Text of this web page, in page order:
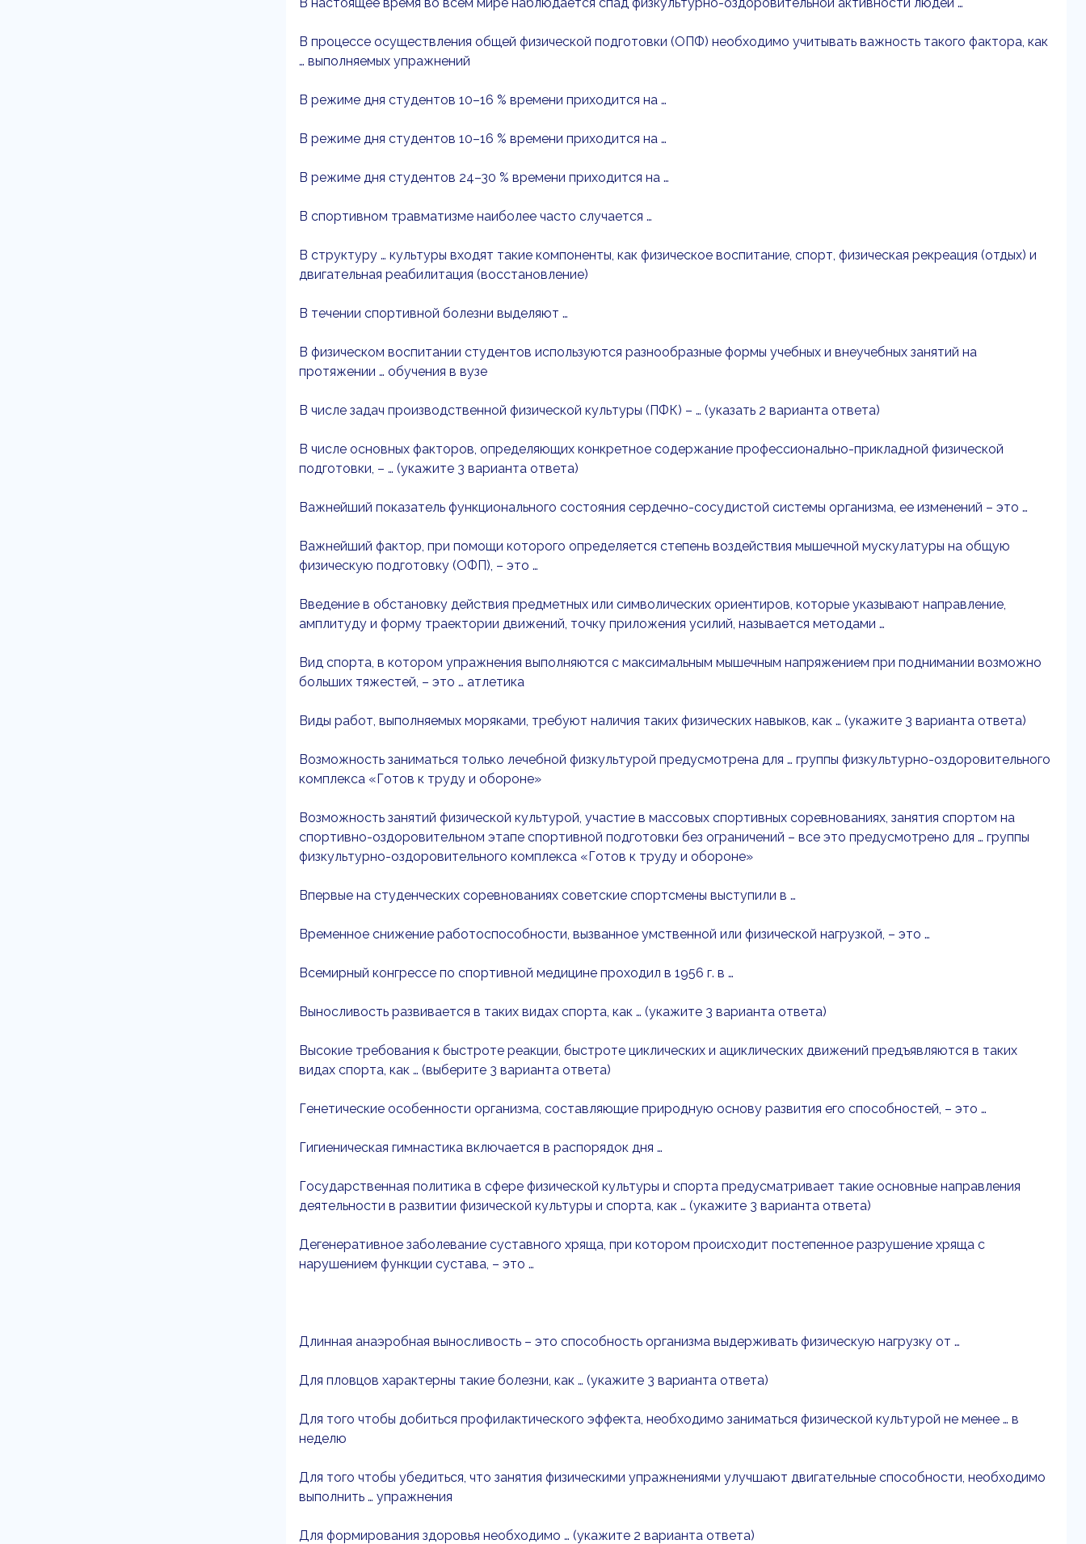
В процессе осуществления общей физической подготовки (ОПФ) необходимо учитывать важность такого фактора, как
… выполняемых упражнений
В режиме дня студентов 10–16 % времени приходится на …
В режиме дня студентов 10–16 % времени приходится на …
В режиме дня студентов 24–30 % времени приходится на …
В спортивном травматизме наиболее часто случается …
В структуру … культуры входят такие компоненты, как физическое воспитание, спорт, физическая рекреация (отдых) и
двигательная реабилитация (восстановление)
В течении спортивной болезни выделяют …
В физическом воспитании студентов используются разнообразные формы учебных и внеучебных занятий на
протяжении … обучения в вузе
В числе задач производственной физической культуры (ПФК) – … (указать 2 варианта ответа)
В числе основных факторов, определяющих конкретное содержание профессионально-прикладной физической
подготовки, – … (укажите 3 варианта ответа)
Важнейший показатель функционального состояния сердечно-сосудистой системы организма, ее изменений – это …
Важнейший фактор, при помощи которого определяется степень воздействия мышечной мускулатуры на общую
физическую подготовку (ОФП), – это …
Введение в обстановку действия предметных или символических ориентиров, которые указывают направление,
амплитуду и форму траектории движений, точку приложения усилий, называется методами …
Вид спорта, в котором упражнения выполняются с максимальным мышечным напряжением при поднимании возможно
больших тяжестей, – это … атлетика
Виды работ, выполняемых моряками, требуют наличия таких физических навыков, как … (укажите 3 варианта ответа)
Возможность заниматься только лечебной физкультурой предусмотрена для … группы физкультурно-оздоровительного
комплекса «Готов к труду и обороне»
Возможность занятий физической культурой, участие в массовых спортивных соревнованиях, занятия спортом на
спортивно-оздоровительном этапе спортивной подготовки без ограничений – все это предусмотрено для … группы
физкультурно-оздоровительного комплекса «Готов к труду и обороне»
Впервые на студенческих соревнованиях советские спортсмены выступили в …
Временное снижение работоспособности, вызванное умственной или физической нагрузкой, – это …
Всемирный конгрессе по спортивной медицине проходил в 1956 г. в …
Выносливость развивается в таких видах спорта, как … (укажите 3 варианта ответа)
Высокие требования к быстроте реакции, быстроте циклических и ациклических движений предъявляются в таких
видах спорта, как … (выберите 3 варианта ответа)
Генетические особенности организма, составляющие природную основу развития его способностей, – это …
Гигиеническая гимнастика включается в распорядок дня …
Государственная политика в сфере физической культуры и спорта предусматривает такие основные направления
деятельности в развитии физической культуры и спорта, как … (укажите 3 варианта ответа)
Дегенеративное заболевание суставного хряща, при котором происходит постепенное разрушение хряща с
нарушением функции сустава, – это …
Длинная анаэробная выносливость – это способность организма выдерживать физическую нагрузку от …
Для пловцов характерны такие болезни, как … (укажите 3 варианта ответа)
Для того чтобы добиться профилактического эффекта, необходимо заниматься физической культурой не менее … в
неделю
Для того чтобы убедиться, что занятия физическими упражнениями улучшают двигательные способности, необходимо
выполнить … упражнения
Для формирования здоровья необходимо … (укажите 2 варианта ответа)